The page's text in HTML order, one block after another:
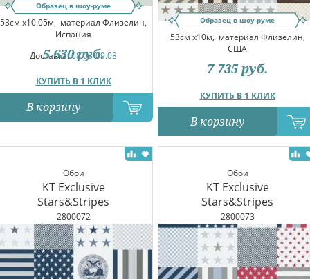
Образец в шоу-руме
53см x10.05м, материал Флизелин,
Испания
Доставка:08.08-09.08
КУПИТЬ В 1 КЛИК
5 630 руб.
В корзину
Образец в шоу-руме
53см x10м, материал Флизелин,
США
КУПИТЬ В 1 КЛИК
7 735 руб.
В корзину
Обои
KT Exclusive
Stars&Stripes
2800072
Обои
KT Exclusive
Stars&Stripes
2800073